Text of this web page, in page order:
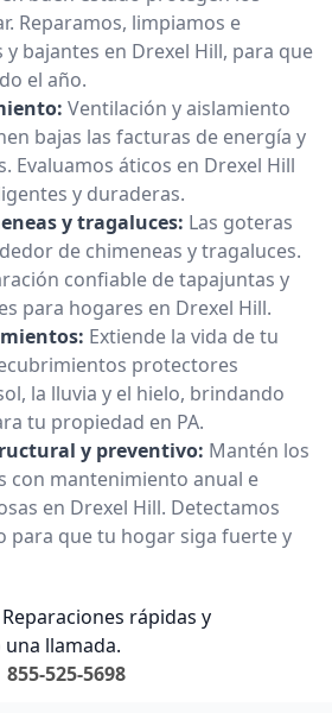
Reparamos, limpiamos e
bajantes en Drexel Hill, para que
el año.
Ventilación y aislamiento
bajas las facturas de energía y
Evaluamos áticos en Drexel Hill
y duraderas.
y tragaluces: Las goteras
de chimeneas y tragaluces.
confiable de tapajuntas y
para hogares en Drexel Hill.
Extiende la vida de tu
protectores
la lluvia y el hielo, brindando
tu propiedad en PA.
y preventivo: Mantén los
con mantenimiento anual e
en Drexel Hill. Detectamos
para que tu hogar siga fuerte y
rápidas y
llamada.
855-525-5698